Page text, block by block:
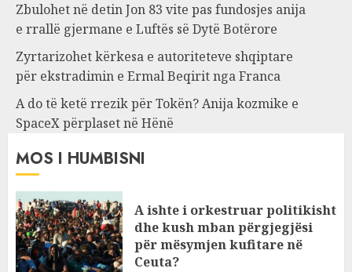
Zbulohet në detin Jon 83 vite pas fundosjes anija
e rrallë gjermane e Luftës së Dytë Botërore
Zyrtarizohet kërkesa e autoriteteve shqiptare
për ekstradimin e Ermal Beqirit nga Franca
A do të ketë rrezik për Tokën? Anija kozmike e
SpaceX përplaset në Hënë
MOS I HUMBISNI
A ishte i orkestruar politikisht
dhe kush mban përgjegjësi
për mësymjen kufitare në
Ceuta?